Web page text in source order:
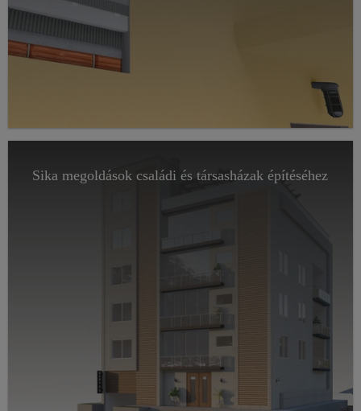
Sika megoldások családi és társasházak építéséhez